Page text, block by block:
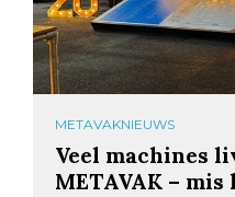
METAVAKNIEUWS
Veel machines
METAVAK –